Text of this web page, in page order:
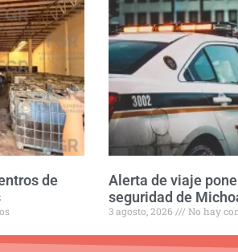
de
Alerta de viaje
seguridad de
3 agosto, 2026 No hay